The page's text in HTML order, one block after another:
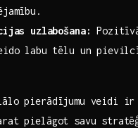
uzlabošana:
labu tēlu un
pierādījumu veidi ir
pielāgot savu